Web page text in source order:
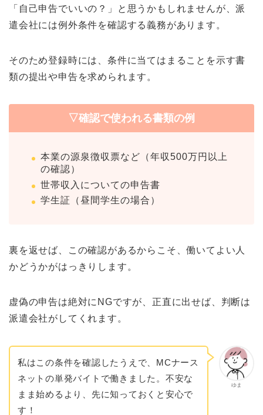
「自己申告でいいの？」と思うかもしれませんが、派
遣会社には例外条件を確認する義務があります。
そのため登録時には、条件に当てはまることを示す書
類の提出や申告を求められます。
▽確認で使われる書類の例
本業の源泉徴収票など（年収500万円以上
の確認）
世帯収入についての申告書
学生証（昼間学生の場合）
裏を返せば、この確認があるからこそ、働いてよい人
かどうかがはっきりします。
虚偽の申告は絶対にNGですが、正直に出せば、判断は
派遣会社がしてくれます。
ゆま
私はこの条件を確認したうえで、MCナース
ネットの単発バイトで働きました。不安な
まま始めるより、先に知っておくと安心で
す！